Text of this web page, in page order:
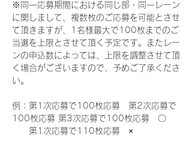
※同一応募期間における同じ部・同一レーン
に関しまして、複数枚のご応募を可能とさせ
て頂きますが、1名様最大で100枚までのご
当選を上限とさせて頂く予定です。またレー
ンの申込数によっては、上限を調整させて頂
く場合がございますので、予めご了承くださ
い。
例：第1次応募で100枚応募　第2次応募で
100枚応募 第3次応募で100枚応募　〇
第1次応募で110枚応募　×